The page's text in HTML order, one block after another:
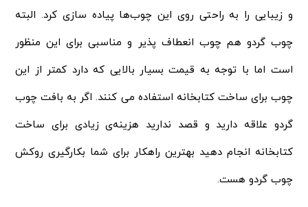
و زیبایی را به راحتی روی این چوب‌ها پیاده سازی کرد. البته
چوب گردو هم چوب انعطاف پذیر و مناسبی برای این منظور
است اما با توجه به قیمت بسیار بالایی که دارد کمتر از این
چوب برای ساخت کتابخانه استفاده می‌ کنند. اگر به بافت چوب
گردو علاقه دارید و قصد ندارید هزینه‌ی زیادی برای ساخت
کتابخانه انجام دهید بهترین راهکار برای شما بکارگیری روکش
چوب گردو هست.